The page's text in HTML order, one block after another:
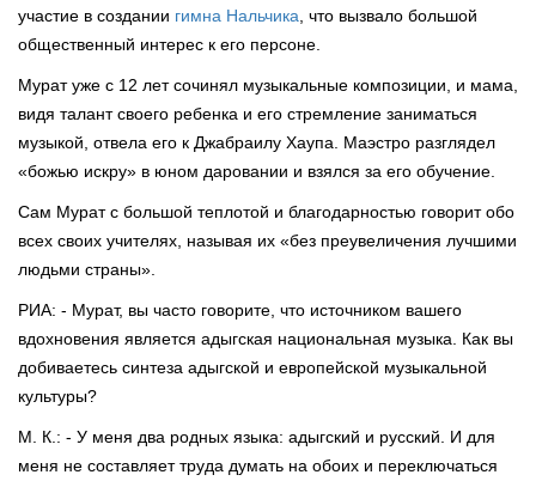
участие в создании гимна Нальчика , что вызвало большой
общественный интерес к его персоне.
Мурат уже с 12 лет сочинял музыкальные композиции, и мама,
видя талант своего ребенка и его стремление заниматься
музыкой, отвела его к Джабраилу Хаупа. Маэстро разглядел
«божью искру» в юном даровании и взялся за его обучение.
Сам Мурат с большой теплотой и благодарностью говорит обо
всех своих учителях, называя их «без преувеличения лучшими
людьми страны».
РИА: - Мурат, вы часто говорите, что источником вашего
вдохновения является адыгская национальная музыка. Как вы
добиваетесь синтеза адыгской и европейской музыкальной
культуры?
М. К.: - У меня два родных языка: адыгский и русский. И для
меня не составляет труда думать на обоих и переключаться